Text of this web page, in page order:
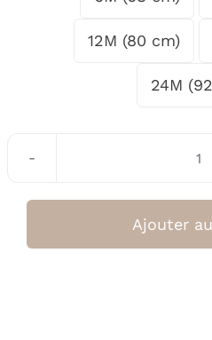
12M (80 cm)
24M
Ajouter